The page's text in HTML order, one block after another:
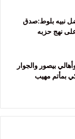
نبيه بلوط:صدق
على نهج حزبه
بيصور والجوار
بمأتم مهيب